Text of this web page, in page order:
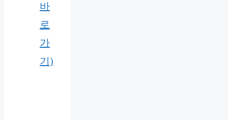
바
로
가
기)